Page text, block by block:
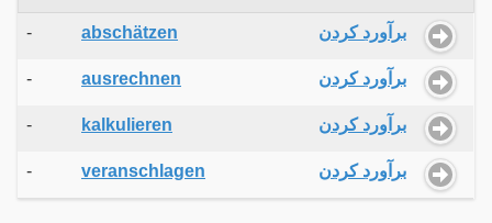
- abschätzen برآورد کردن
- ausrechnen برآورد کردن
- kalkulieren برآورد کردن
- veranschlagen برآورد کردن